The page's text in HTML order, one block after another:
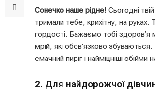
Сонечко наше рідне! Сьогодні
тримали тебе, крихітну, на
гордості. Бажаємо тобі здоров’я
мрій, які обов’язково
смачний пиріг і найміцніші
2. Для найдорожчої